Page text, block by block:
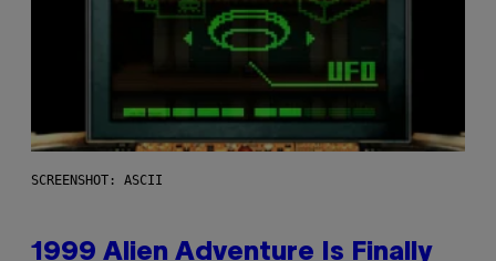
SCREENSHOT: ASCII
1999 Alien Adventure Is Finally